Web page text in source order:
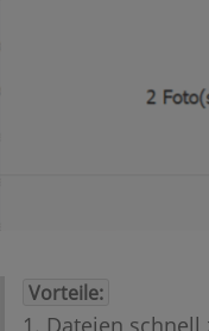
Vorteile:
1. Dateien